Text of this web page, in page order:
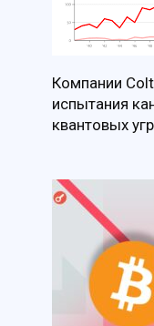
Компании
испытания
квантовых